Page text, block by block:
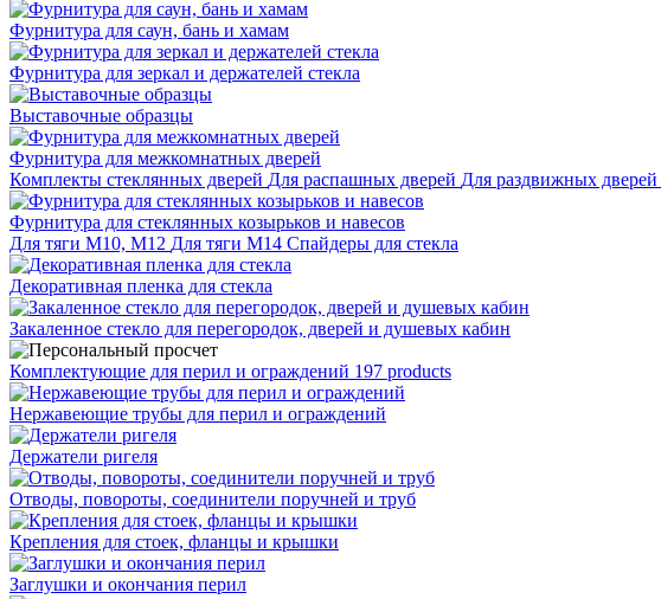
Фурнитура для саун, бань и хамам
Фурнитура для зеркал и держателей стекла
Выставочные образцы
Фурнитура для межкомнатных дверей
Комплекты стеклянных дверей Для распашных дверей Для раздвижных дверей
Фурнитура для стеклянных козырьков и навесов
Для тяги М10, М12 Для тяги М14 Спайдеры для стекла
Декоративная пленка для стекла
Закаленное стекло для перегородок, дверей и душевых кабин
Комплектующие для перил и ограждений 197 products
Нержавеющие трубы для перил и ограждений
Держатели ригеля
Отводы, повороты, соединители поручней и труб
Крепления для стоек, фланцы и крышки
Заглушки и окончания перил